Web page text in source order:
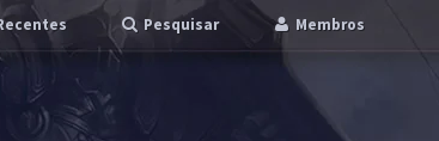
Pesquisar Membros